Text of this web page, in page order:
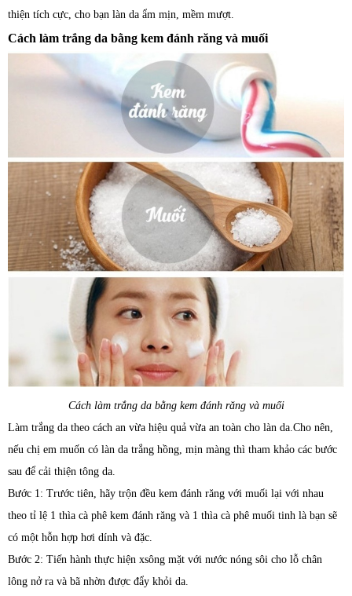
thiện tích cực, cho bạn làn da ẩm mịn, mềm mượt.
Cách làm trắng da bằng kem đánh răng và muối
Cách làm trắng da bằng kem đánh răng và muối
Làm trắng da theo cách an vừa hiệu quả vừa an toàn cho làn da.Cho nên,
nếu chị em muốn có làn da trắng hồng, mịn màng thì tham khảo các bước
sau để cải thiện tông da.
Bước 1: Trước tiên, hãy trộn đều kem đánh răng với muối lại với nhau
theo tỉ lệ 1 thìa cà phê kem đánh răng và 1 thìa cà phê muối tinh là bạn sẽ
có một hỗn hợp hơi dính và đặc.
Bước 2: Tiến hành thực hiện xsông mặt với nước nóng sôi cho lỗ chân
lông nở ra và bã nhờn được đẩy khỏi da.